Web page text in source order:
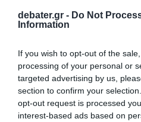
debater.gr - Do Not
Information
If you wish to opt-out of the
processing of your personal or
targeted advertising by us,
section to confirm your
opt-out request is processed
interest-based ads based on